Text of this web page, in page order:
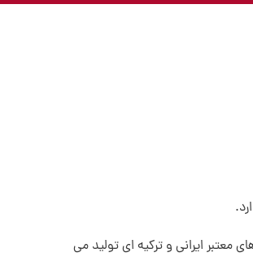
ایرانی و ترکیه ای تولید می